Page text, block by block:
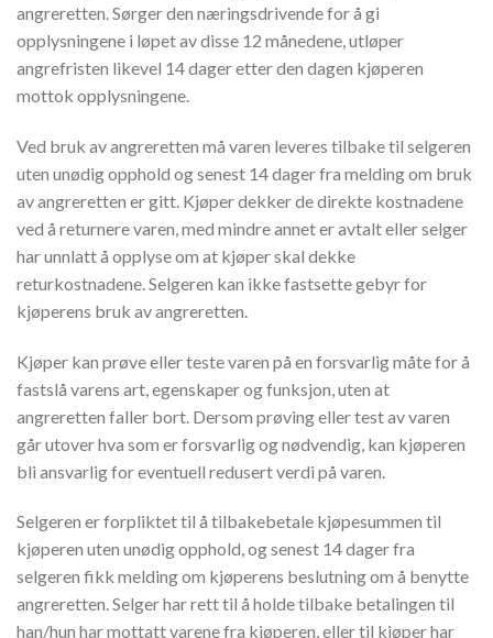
angreretten. Sørger den næringsdrivende for å gi
opplysningene i løpet av disse 12 månedene, utløper
angrefristen likevel 14 dager etter den dagen kjøperen
mottok opplysningene.
Ved bruk av angreretten må varen leveres tilbake til selgeren
uten unødig opphold og senest 14 dager fra melding om bruk
av angreretten er gitt. Kjøper dekker de direkte kostnadene
ved å returnere varen, med mindre annet er avtalt eller selger
har unnlatt å opplyse om at kjøper skal dekke
returkostnadene. Selgeren kan ikke fastsette gebyr for
kjøperens bruk av angreretten.
Kjøper kan prøve eller teste varen på en forsvarlig måte for å
fastslå varens art, egenskaper og funksjon, uten at
angreretten faller bort. Dersom prøving eller test av varen
går utover hva som er forsvarlig og nødvendig, kan kjøperen
bli ansvarlig for eventuell redusert verdi på varen.
Selgeren er forpliktet til å tilbakebetale kjøpesummen til
kjøperen uten unødig opphold, og senest 14 dager fra
selgeren fikk melding om kjøperens beslutning om å benytte
angreretten. Selger har rett til å holde tilbake betalingen til
han/hun har mottatt varene fra kjøperen, eller til kjøper har